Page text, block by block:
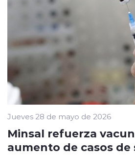
Jueves 28 de mayo de 2026
Minsal refuerza
aumento de casos de